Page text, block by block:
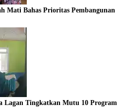
Mati Bahas Prioritas Pembangunan
Lagan Tingkatkan Mutu 10 Program